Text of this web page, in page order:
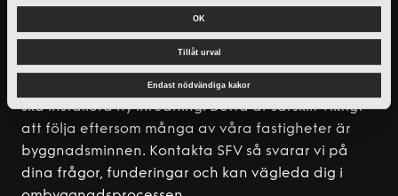
OK
Tillåt urval
Endast nödvändiga kakor
Du måste alltid få SFV:s godkännande för alla
typer av ombyggnader i din lokal. Det gäller
oavsett om du vill göra en totalombyggnad eller
ska installera ny inredning. Detta är särskilt viktigt
att följa eftersom många av våra fastigheter är
byggnadsminnen. Kontakta SFV så svarar vi på
dina frågor, funderingar och kan vägleda dig i